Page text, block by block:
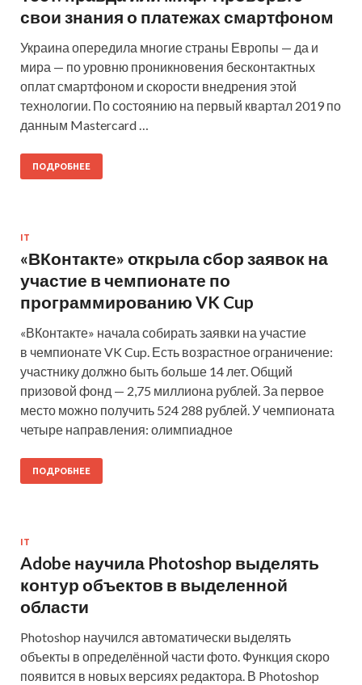
свои знания о платежах смартфоном
Украина опередила многие страны Европы — да и
мира — по уровню проникновения бесконтактных
оплат смартфоном и скорости внедрения этой
технологии. По состоянию на первый квартал 2019 по
данным Mastercard …
ПОДРОБНЕЕ
IT
«ВКонтакте» открыла сбор заявок на
участие в чемпионате по
программированию VK Cup
«ВКонтакте» начала собирать заявки на участие
в чемпионате VK Cup. Есть возрастное ограничение:
участнику должно быть больше 14 лет. Общий
призовой фонд — 2,75 миллиона рублей. За первое
место можно получить 524 288 рублей. У чемпионата
четыре направления: олимпиадное
ПОДРОБНЕЕ
IT
Adobe научила Photoshop выделять
контур объектов в выделенной
области
Photoshop научился автоматически выделять
объекты в определённой части фото. Функция скоро
появится в новых версиях редактора. В Photoshop